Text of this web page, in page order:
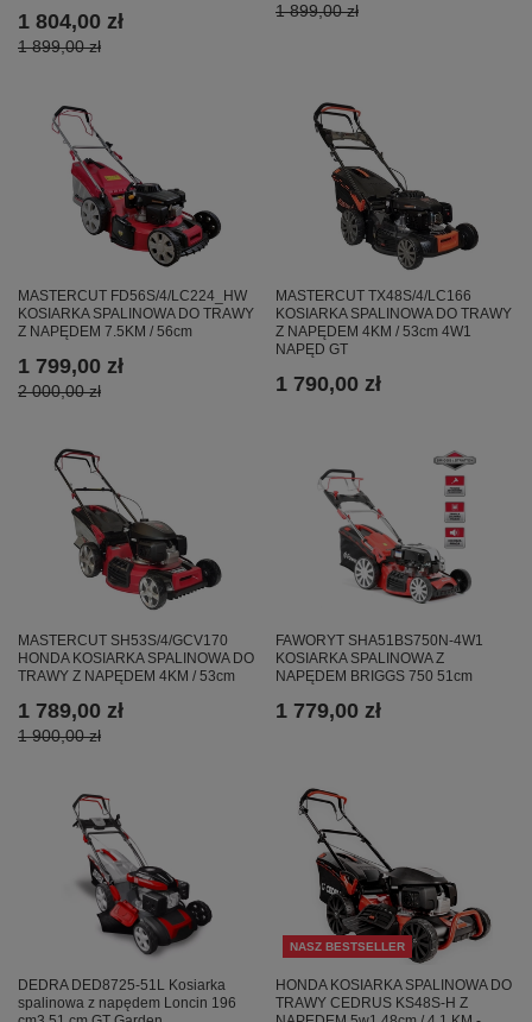
1 804,00 zł
1 899,00 zł
1 899,00 zł
MASTERCUT FD56S/4/LC224_HW
KOSIARKA SPALINOWA DO TRAWY
Z NAPĘDEM 7.5KM / 56cm
1 799,00 zł
2 000,00 zł
MASTERCUT TX48S/4/LC166
KOSIARKA SPALINOWA DO TRAWY
Z NAPĘDEM 4KM / 53cm 4W1
NAPĘD GT
1 790,00 zł
MASTERCUT SH53S/4/GCV170
HONDA KOSIARKA SPALINOWA DO
TRAWY Z NAPĘDEM 4KM / 53cm
1 789,00 zł
1 900,00 zł
FAWORYT SHA51BS750N-4W1
KOSIARKA SPALINOWA Z
NAPĘDEM BRIGGS 750 51cm
1 779,00 zł
DEDRA DED8725-51L Kosiarka
spalinowa z napędem Loncin 196
NASZ BESTSELLER
HONDA KOSIARKA SPALINOWA DO
TRAWY CEDRUS KS48S-H Z